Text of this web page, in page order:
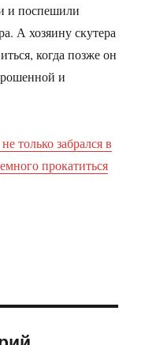
и поспешили
А хозяину скутера
когда позже он
и
только забрался в
прокатиться